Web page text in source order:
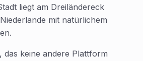
liegt am Dreiländereck
mit natürlichem
das keine andere Plattform